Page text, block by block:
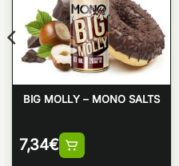
BIG MOLLY – MONO SALTS
7,34€